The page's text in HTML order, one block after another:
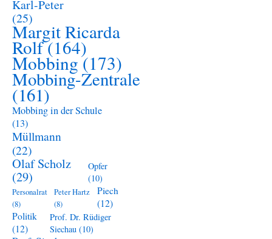
Karl-Peter
(25)
Margit Ricarda
Rolf(164)
Mobbing(173)
Mobbing-Zentrale
(161)
Mobbing in der Schule
(13)
Müllmann
(22)
Olaf Scholz
(29)
Opfer
(10)
Personalrat
(8)
Peter Hartz
(8)
Piech
(12)
Politik
(12)
Prof. Dr. Rüdiger
Siechau (10)